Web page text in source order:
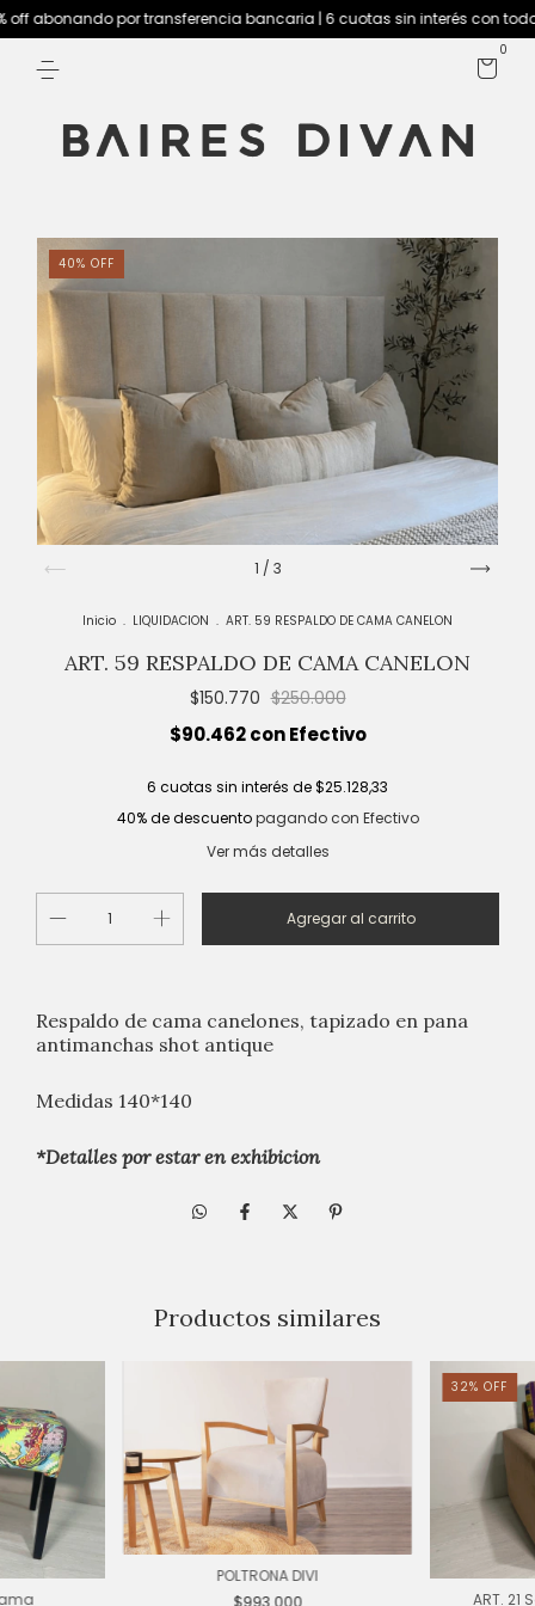
abonando por transferencia bancaria | 6 cuotas sin interés con
0
40% OFF
1 / 3
Inicio . LIQUIDACION . ART. 59 RESPALDO DE CAMA CANELON
ART. 59 RESPALDO DE CAMA CANELON
$150.770 $250.000
$90.462con Efectivo
6 cuotas sin interés de$25.128,33
40% de descuentopagando con Efectivo
Ver más detalles
Respaldo de cama canelones, tapizado en pana
antimanchas shot antique
Medidas 140*140
*Detalles por estar en exhibicion
Productos similares
POLTRONA DIVI
$993.000
32%OFF
ART. 21